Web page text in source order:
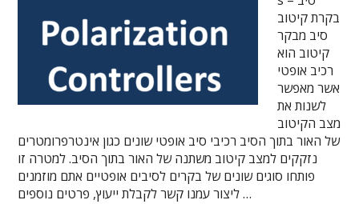
בקרת קיטוב
סיב מבקר
קיטוב הוא
רכיב אופטי
אשר מאפשר
לשנות את
מצב הקיטוב
של האור בתוך הסיב רכיבי סיב אופטי שונים כגון אינטרפרומטרים
נזקקים למצב קיטוב משתנה של האור בתוך הסיב. למטרה זו
פותחו סוגים שונים של בקרים לסיבים אופטיים אתם מוזמנים
ליצור עמנו קשר לקבלת ייעוץ, פרטים נוספים …